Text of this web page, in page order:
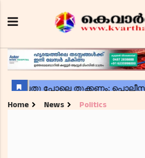
Home News Politics